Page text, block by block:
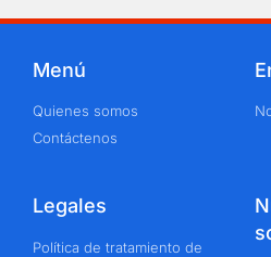
Menú
Quienes somos
Contáctenos
Legales
Política de tratamiento de